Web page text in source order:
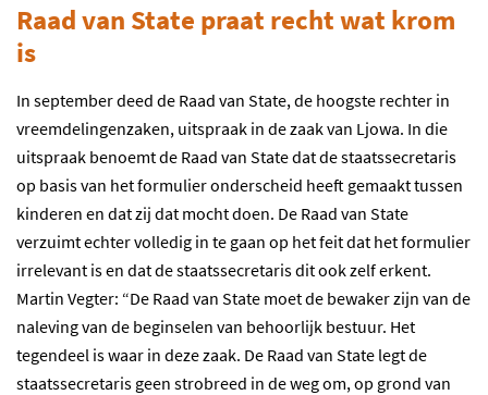
Raad van State praat recht wat krom
is
In september deed de Raad van State, de hoogste rechter in
vreemdelingenzaken, uitspraak in de zaak van Ljowa. In die
uitspraak benoemt de Raad van State dat de staatssecretaris
op basis van het formulier onderscheid heeft gemaakt tussen
kinderen en dat zij dat mocht doen. De Raad van State
verzuimt echter volledig in te gaan op het feit dat het formulier
irrelevant is en dat de staatssecretaris dit ook zelf erkent.
Martin Vegter: “De Raad van State moet de bewaker zijn van de
naleving van de beginselen van behoorlijk bestuur. Het
tegendeel is waar in deze zaak. De Raad van State legt de
staatssecretaris geen strobreed in de weg om, op grond van